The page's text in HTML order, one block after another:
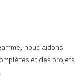
nous aidons
et des projets